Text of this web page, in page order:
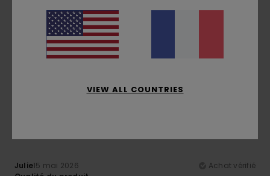
Mercedes25 mai 2026
Mon neveu a adoré ça
Afficher original - Castellano
Confort: 4/5 Rapport qualité / prix: 4/5 Taille: Grand
Julie15 mai 2026
Achat vérifié
VIEW ALL COUNTRIES